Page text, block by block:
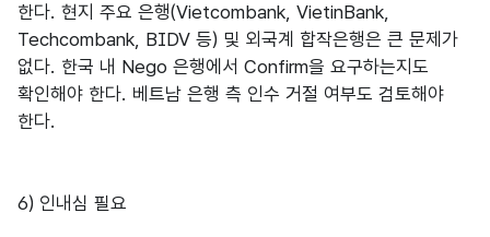
한다. 현지 주요 은행(Vietcombank, VietinBank,
Techcombank, BIDV 등) 및 외국계 합작은행은 큰 문제가
없다. 한국 내 Nego 은행에서 Confirm을 요구하는지도
확인해야 한다. 베트남 은행 측 인수 거절 여부도 검토해야
한다.
6) 인내심 필요